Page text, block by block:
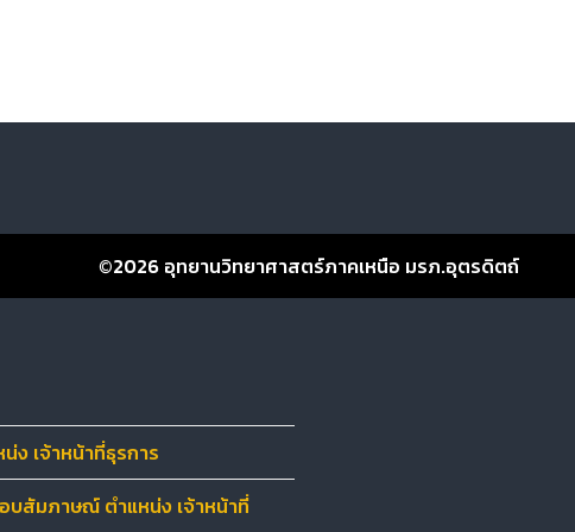
นสงกรานต์ 2568
©2026 อุทยานวิทยาศาสตร์ภาคเหนือ มรภ.อุตรดิตถ์
ง เจ้าหน้าที่ธุรการ
บสัมภาษณ์ ตำแหน่ง เจ้าหน้าที่